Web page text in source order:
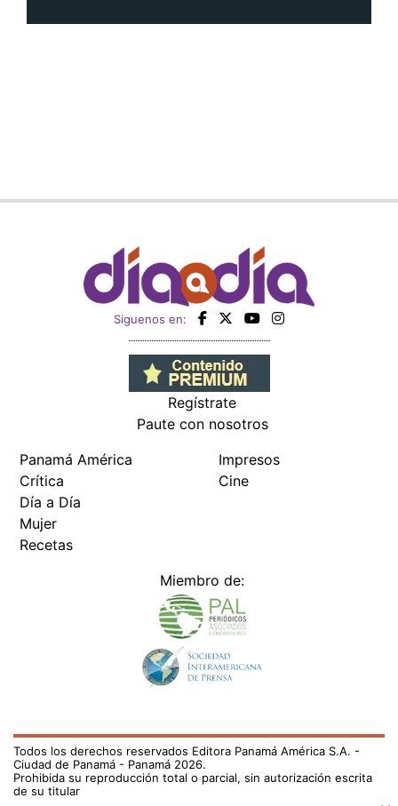
Siguenos en:
Regístrate
Paute con nosotros
Panamá América
Crítica
Día a Día
Mujer
Recetas
Impresos
Cine
Miembro de:
Todos los derechos reservados Editora Panamá América S.A. -
Ciudad de Panamá - Panamá 2026.
Prohibida su reproducción total o parcial, sin autorización escrita
de su titular